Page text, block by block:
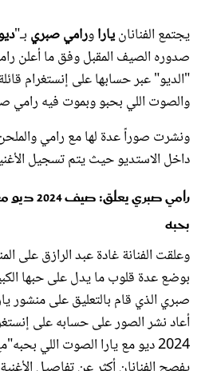
يجتمع الفنانانياراورامي صبري بـ"
صدوره الصيف المقبل وفق ما أعلن
"الديو" عبر حسابها على إنستغرام
والصوت اللي بحبو وبموت فيه رامي
ونشرت صوراً عدة لها مع رامي
داخل الاستديو حيث يتم تسجيل
رامي صبري
بحبه
وعلقت الفنانة غادة عبد الرازق على
بوضع عدة قلوب ما يدل على حبها
صبري الذي قام بالتعليق على منشور
أعاد نشر الصور على حسابه على
2024 ديو مع يارا الصوت اللي
مجلة سيدتي
غلاف رفمي